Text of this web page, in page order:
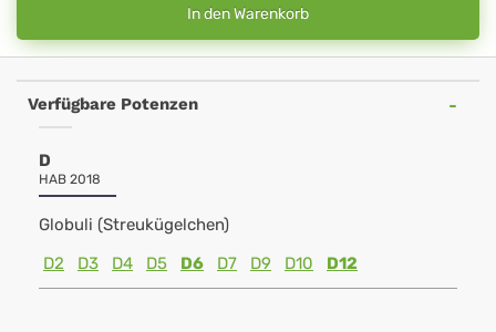
In den Warenkorb
Verfügbare Potenzen
D
HAB 2018
Globuli (Streukügelchen)
D2
D3 D4 D5 D6 D7 D9 D10 D12